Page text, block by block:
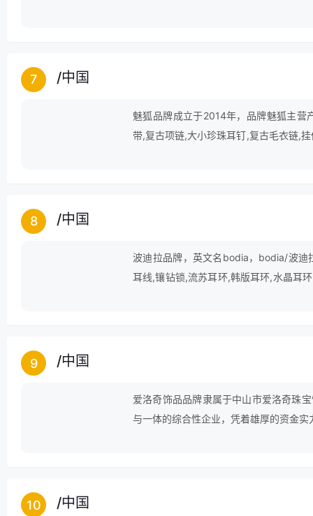
7 /中国
魅狐品牌成立于2014年，品牌魅狐主
带,复古项链,大小珍珠耳钉,复古毛衣链,
8 /中国
波迪拉品牌，英文名bodia，bodia/波迪
耳线,镶钻锁,流苏耳环,韩版耳环,水晶耳
9 /中国
爱洛奇饰品品牌隶属于中山市爱洛奇珠
与一体的综合性企业，凭着雄厚的资金
10 /中国